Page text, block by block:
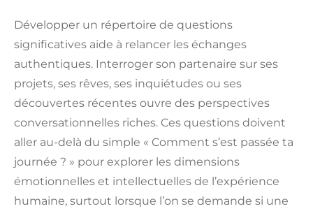
Développer un répertoire de questions
significatives aide à relancer les échanges
authentiques. Interroger son partenaire sur ses
projets, ses rêves, ses inquiétudes ou ses
découvertes récentes ouvre des perspectives
conversationnelles riches. Ces questions doivent
aller au-delà du simple « Comment s’est passée ta
journée ? » pour explorer les dimensions
émotionnelles et intellectuelles de l’expérience
humaine, surtout lorsque l’on se demande si une